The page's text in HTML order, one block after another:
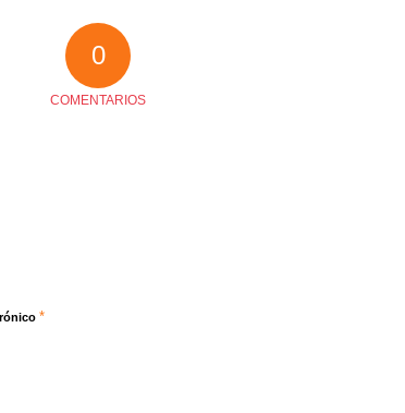
0
COMENTARIOS
*